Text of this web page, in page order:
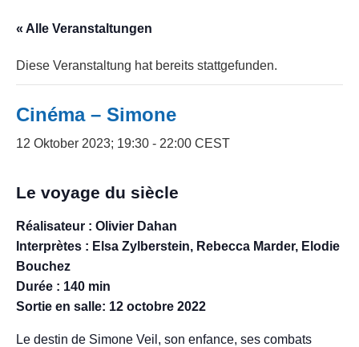
« Alle Veranstaltungen
Diese Veranstaltung hat bereits stattgefunden.
Cinéma – Simone
12 Oktober 2023; 19:30 - 22:00 CEST
Le voyage du siècle
Réalisateur : Olivier Dahan
Interprètes : Elsa Zylberstein, Rebecca Marder, Elodie
Bouchez
Durée : 140 min
Sortie en salle: 12 octobre 2022
Le destin de Simone Veil, son enfance, ses combats